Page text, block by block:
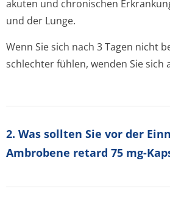
akuten und chronischen
und der Lunge.
Wenn Sie sich nach 3 Tagen nicht
schlechter fühlen, wenden Sie sich
2. Was sollten Sie vor der
Ambrobene retard 75 mg-